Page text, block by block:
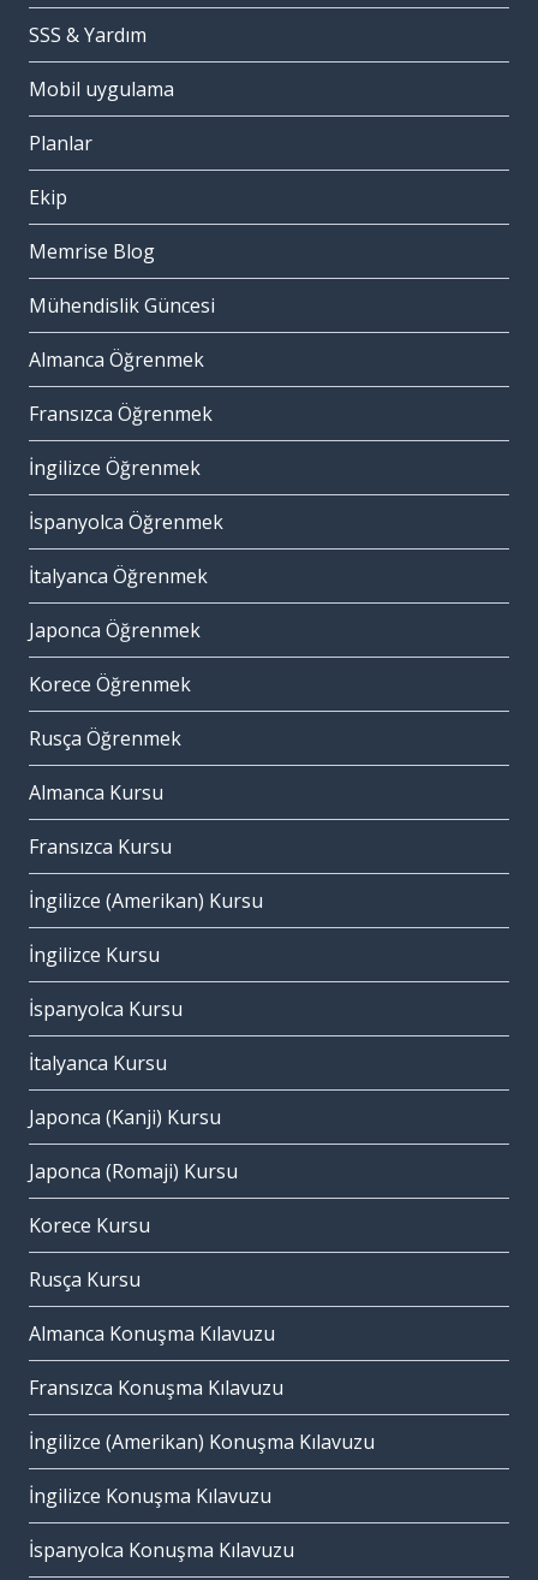
SSS & Yardım
Mobil uygulama
Planlar
Ekip
Memrise Blog
Mühendislik Güncesi
Almanca Öğrenmek
Fransızca Öğrenmek
İngilizce Öğrenmek
İspanyolca Öğrenmek
İtalyanca Öğrenmek
Japonca Öğrenmek
Korece Öğrenmek
Rusça Öğrenmek
Almanca Kursu
Fransızca Kursu
İngilizce (Amerikan) Kursu
İngilizce Kursu
İspanyolca Kursu
İtalyanca Kursu
Japonca (Kanji) Kursu
Japonca (Romaji) Kursu
Korece Kursu
Rusça Kursu
Almanca Konuşma Kılavuzu
Fransızca Konuşma Kılavuzu
İngilizce (Amerikan) Konuşma Kılavuzu
İngilizce Konuşma Kılavuzu
İspanyolca Konuşma Kılavuzu